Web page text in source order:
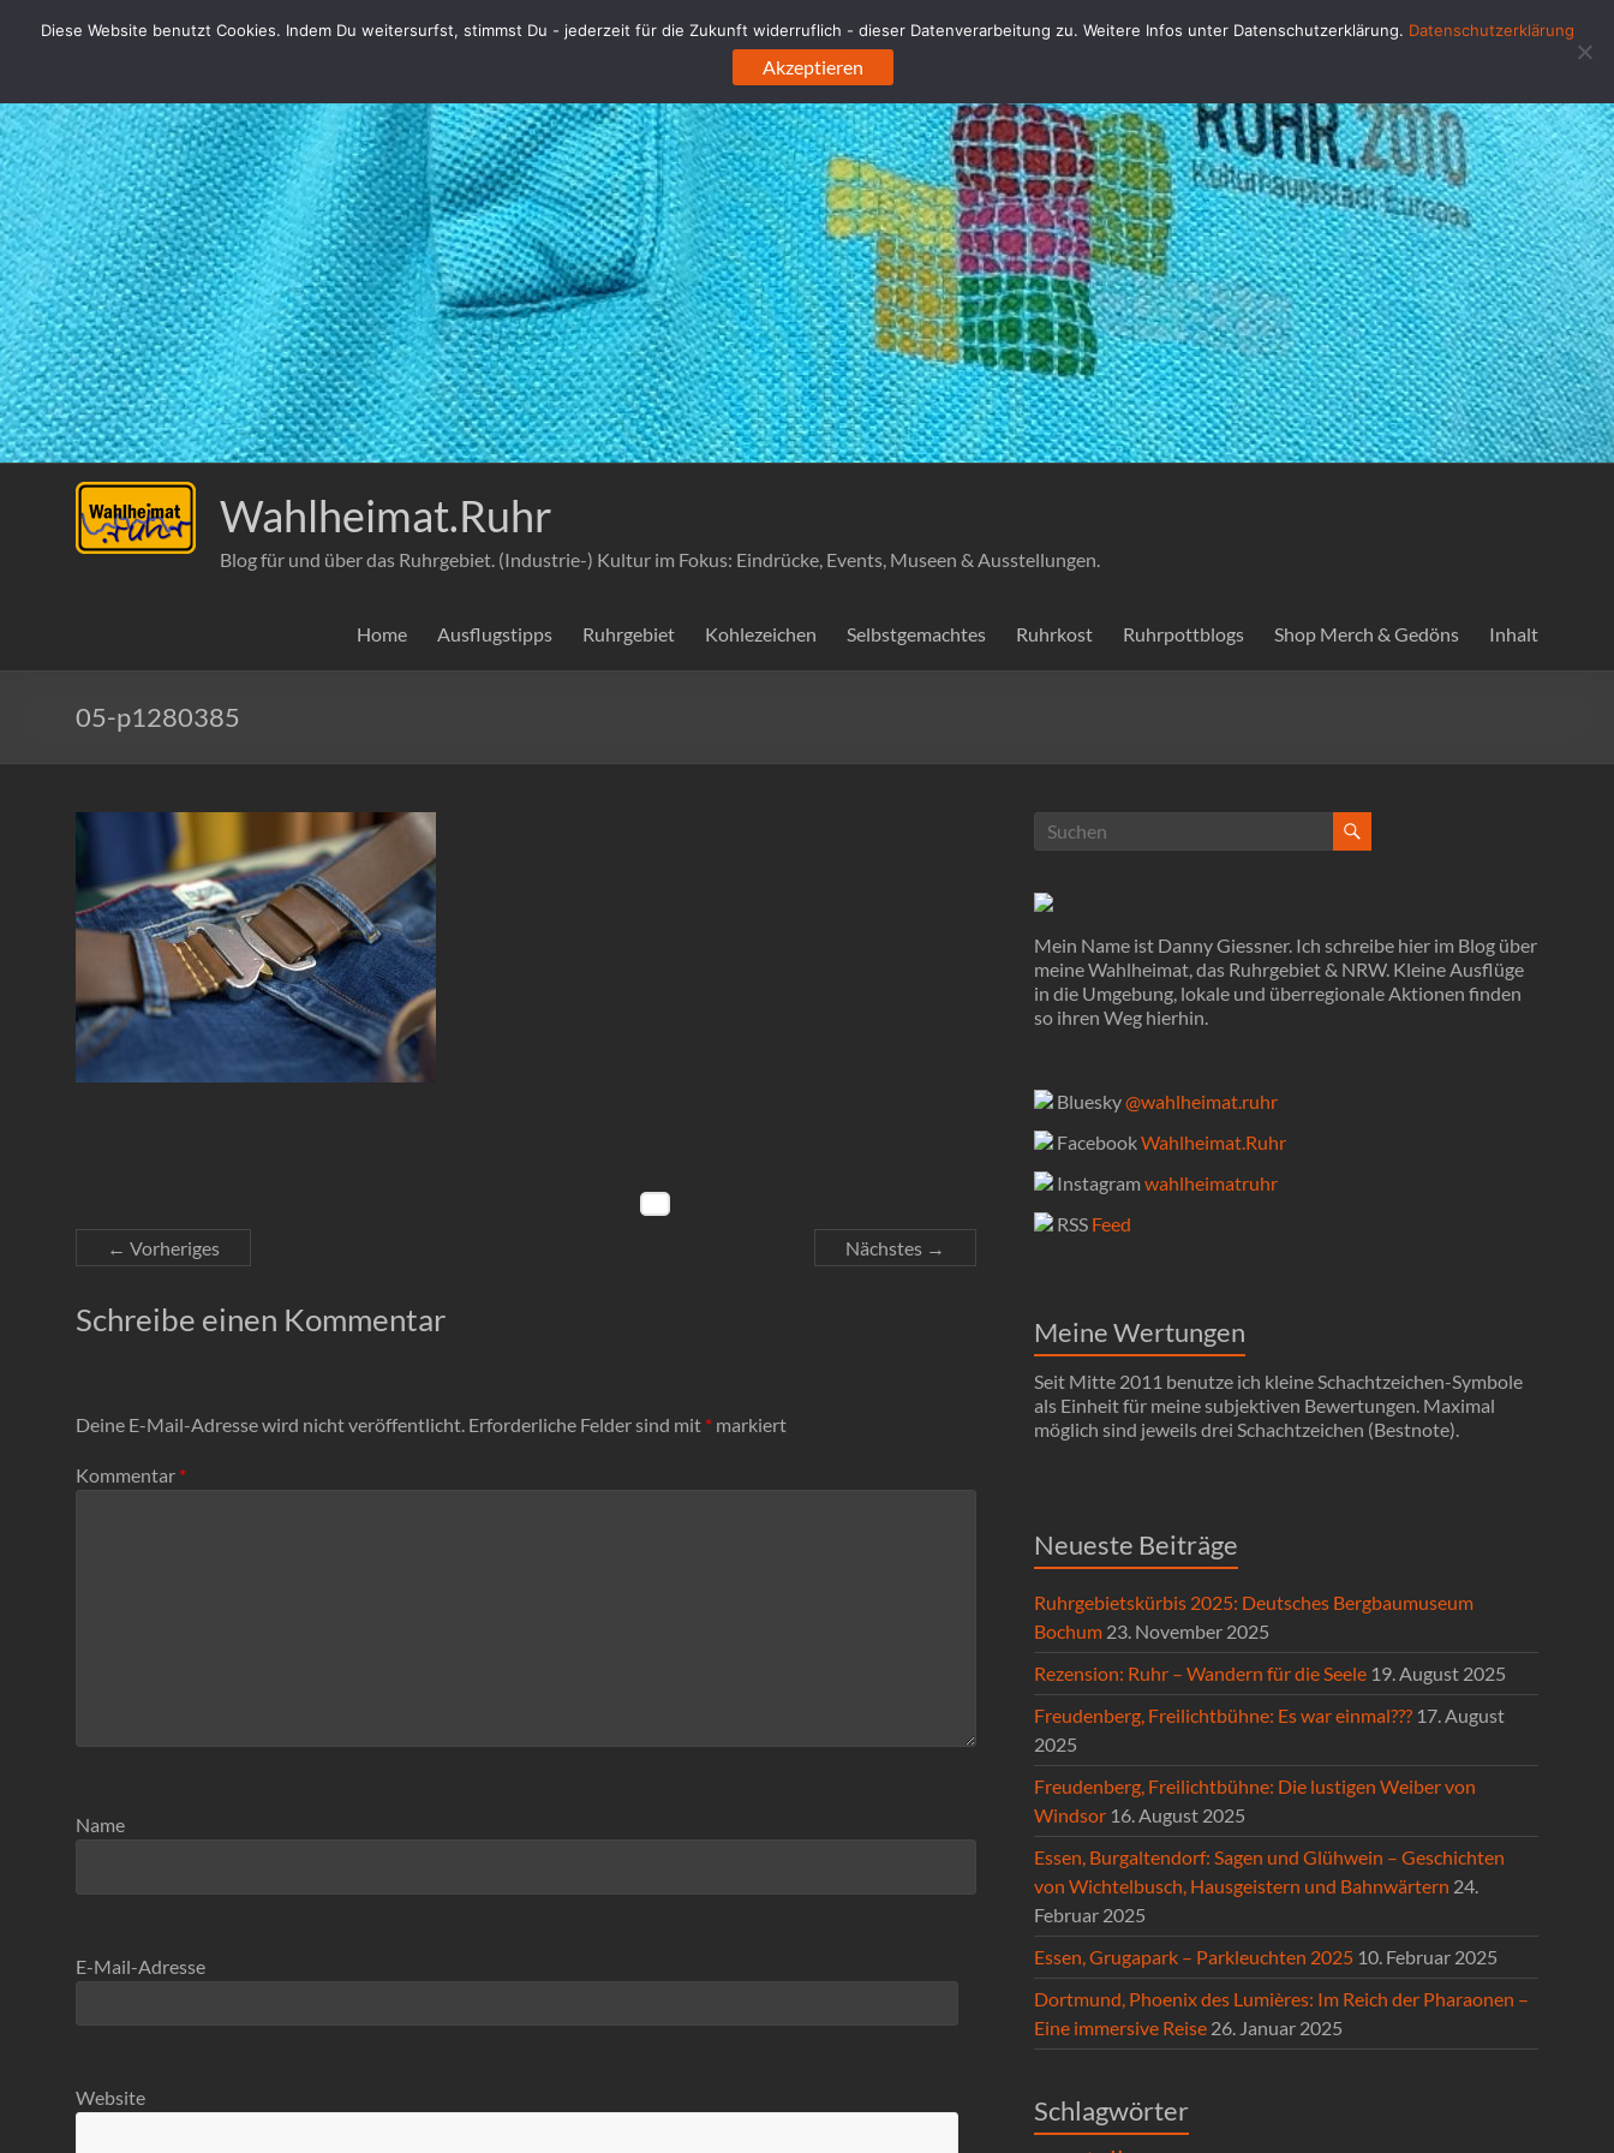
Inhalt
Wahlheimat.Ruhr
Blog für und über das Ruhrgebiet. (Industrie-) Kultur im Fokus: Eindrücke, Events, Museen & Ausstellungen.
Home Ausflugstipps Ruhrgebiet Kohlezeichen Selbstgemachtes Ruhrkost Ruhrpottblogs Shop Merch & Gedöns Inhalt
05-p1280385
← Vorheriges Nächstes →
Schreibe einen Kommentar
Deine E-Mail-Adresse wird nicht veröffentlicht. Erforderliche Felder sind mit * markiert
Kommentar *
Name
E-Mail-Adresse
Website
Mein Name ist Danny Giessner. Ich schreibe hier im Blog über
meine Wahlheimat, das Ruhrgebiet & NRW. Kleine Ausflüge
in die Umgebung, lokale und überregionale Aktionen finden
so ihren Weg hierhin.
Bluesky@wahlheimat.ruhr
FacebookWahlheimat.Ruhr
Instagram wahlheimatruhr
RSS Feed
Meine Wertungen
Seit Mitte 2011 benutze ich kleine Schachtzeichen-Symbole
als Einheit für meine subjektiven Bewertungen. Maximal
möglich sind jeweils drei Schachtzeichen (Bestnote).
Neueste Beiträge
Ruhrgebietskürbis 2025: Deutsches Bergbaumuseum
Bochum 23. November 2025
Rezension: Ruhr – Wandern für die Seele 19. August 2025
Freudenberg, Freilichtbühne: Es war einmal??? 17. August
2025
Freudenberg, Freilichtbühne: Die lustigen Weiber von
Windsor 16. August 2025
Essen, Burgaltendorf: Sagen und Glühwein – Geschichten
von Wichtelbusch, Hausgeistern und Bahnwärtern 24.
Februar 2025
Essen, Grugapark – Parkleuchten 2025 10. Februar 2025
Dortmund, Phoenix des Lumières: Im Reich der Pharaonen –
Eine immersive Reise 26. Januar 2025
Schlagwörter
Diese Website benutzt Cookies. Indem Du weitersurfst, stimmst Du - jederzeit für die Zukunft widerruflich - dieser Datenverarbeitung zu. Weitere Infos unter Datenschutzerklärung. Datenschutzerklärung
Akzeptieren